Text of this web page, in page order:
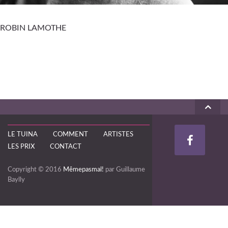
ROBIN LAMOTHE
LE TUINA COMMENT
ARTISTES
LES PRIX
CONTACT
Copyright © 2016 Mêmepasmal! par Guillaume
Baylly